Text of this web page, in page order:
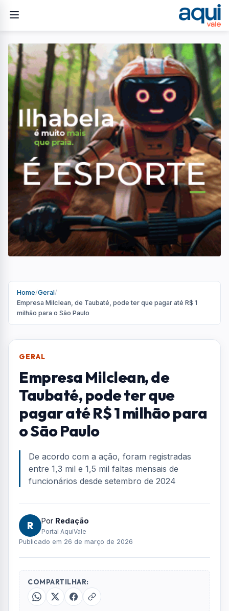
Home/Geral/
Empresa Milclean, de Taubaté, pode ter que pagar até R$ 1
milhão para o São Paulo
GERAL
Empresa Milclean, de
Taubaté, pode ter que
pagar até R$ 1 milhão para
De acordo com a ação, foram registradas
entre 1,3 mil e 1,5 mil faltas mensais de
funcionários desde setembro de 2024
R Por
Publicado em 26 de março de 2026
COMPARTILHAR:
FOTO: AQUIVALE/IMAGENS